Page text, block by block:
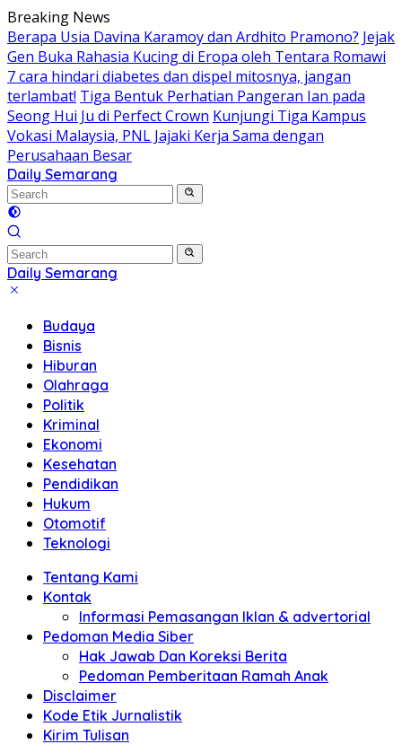
Skip
to
content
Breaking News
Berapa Usia Davina Karamoy dan Ardhito Pramono? Jejak
Gen Buka Rahasia Kucing di Eropa oleh Tentara Romawi
7 cara hindari diabetes dan dispel mitosnya, jangan
terlambat! Tiga Bentuk Perhatian Pangeran Ian pada
Seong Hui Ju di Perfect Crown Kunjungi Tiga Kampus
Vokasi Malaysia, PNL Jajaki Kerja Sama dengan
Perusahaan Besar
Daily Semarang
"Semarang
Hari
Ini:
Informasi
Terkini
untuk
Daily Semarang
"Semarang
Informasi
Terkini
untuk
Anda"
Budaya
Bisnis
Hiburan
Olahraga
Politik
Kriminal
Ekonomi
Kesehatan
Pendidikan
Hukum
Otomotif
Teknologi
Tentang Kami
Kontak
Informasi Pemasangan Iklan & advertorial
Pedoman Media Siber
Hak Jawab Dan Koreksi Berita
Pedoman Pemberitaan Ramah Anak
Disclaimer
Kode Etik Jurnalistik
Kirim Tulisan